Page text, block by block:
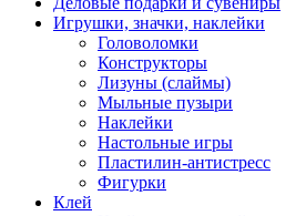
Игрушки, значки, наклейки
Головоломки
Конструкторы
Лизуны (слаймы)
Мыльные пузыри
Наклейки
Настольные игры
Пластилин-антистресс
Фигурки
Клей